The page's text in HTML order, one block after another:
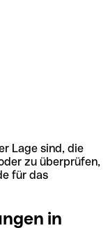
Lage sind, die
zu überprüfen,
für das
in